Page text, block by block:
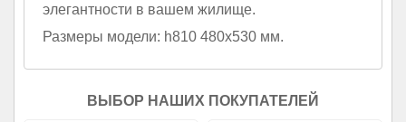
элегантности в вашем жилище.
Размеры модели: h810 480х530 мм.
ВЫБОР НАШИХ ПОКУПАТЕЛЕЙ